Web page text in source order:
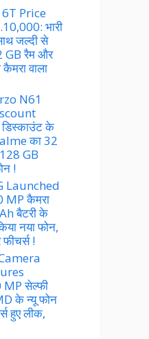
Price
भारी
जल्दी से
GB रैम और
वाला
N61
के
का 32
GB
!
Launched
MP कैमरा
बैटरी के
नया फोन,
!
सेल्फी
के न्यू फोन
हुए लीक,